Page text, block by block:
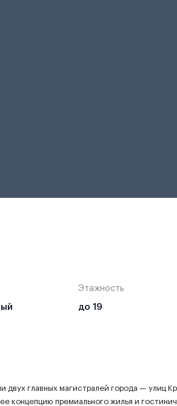
Этажность
до 19
двух главных магистралей города — улиц
концепцию премиального жилья и